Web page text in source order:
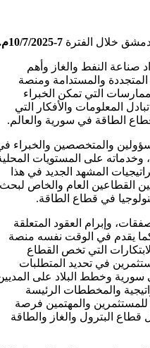
خلال الفترة 7-10/7/2025م.
صناعة النفط والغاز وأهم
والمستدامة ومنصة
التي تمكن الخبراء
المعلومات والأفكار التي
الطاقة في سورية والعالم.
والمتخصصين والخبراء
وخدماته على المستويات
المشهد الجديد في هذا
القطاعين العام والخاص لبحث
في قطاع الطاقة.
وإبرام العقود المتعلقة
كما يقدم في الوقت نفسه منصة
التي تخص القطاع
في تحديد المتطلبات
سورية وخطط البلاد على
والمخططات الرئيسة
للمستثمرين والمهتمين فرصة
البترول والغاز والطاقة